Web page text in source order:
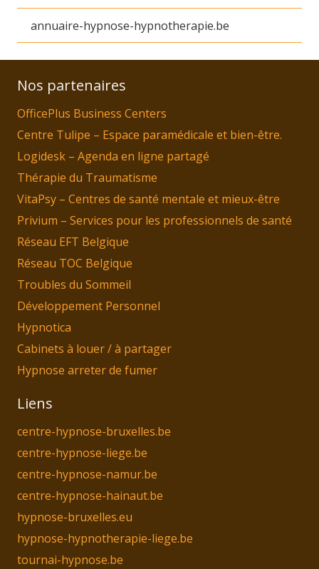
annuaire-hypnose-hypnotherapie.be
Nos partenaires
OfficePlus Business Centers
Centre Tulipe – Espace paramédicale et bien-être.
Logidesk – Agenda en ligne partagé
Thérapie du Traumatisme
VitaPsy – Centres de santé mentale et mieux-être
Privium – Services pour les professionnels de santé
Réseau EFT Belgique
Réseau TOC Belgique
Troubles du Sommeil
Développement Personnel
Hypnotica
Cabinets à louer / à partager
Hypnose arreter de fumer
Liens
centre-hypnose-bruxelles.be
centre-hypnose-liege.be
centre-hypnose-namur.be
centre-hypnose-hainaut.be
hypnose-bruxelles.eu
hypnose-hypnotherapie-liege.be
tournai-hypnose.be